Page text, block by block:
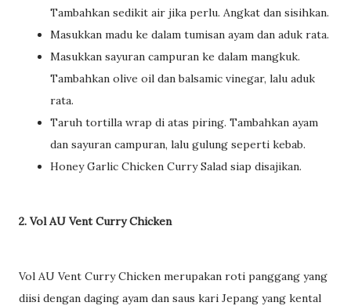
Tambahkan sedikit air jika perlu. Angkat dan sisihkan.
Masukkan madu ke dalam tumisan ayam dan aduk rata.
Masukkan sayuran campuran ke dalam mangkuk.
Tambahkan olive oil dan balsamic vinegar, lalu aduk
rata.
Taruh tortilla wrap di atas piring. Tambahkan ayam
dan sayuran campuran, lalu gulung seperti kebab.
Honey Garlic Chicken Curry Salad siap disajikan.
2. Vol AU Vent Curry Chicken
Vol AU Vent Curry Chicken merupakan roti panggang yang
diisi dengan daging ayam dan saus kari Jepang yang kental